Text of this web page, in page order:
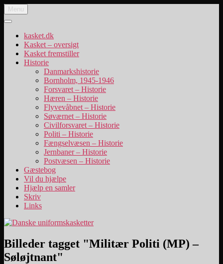
Videre
til
indhold
Danske uniformskasketter
uniformskasketter og lidt historie
Menu
kasket.dk
Kasket – oversigt
Kasket fremstiller
Historie
Danmarkshistorie
Bornholm, 1945-1946
Forsvaret – Historie
Hæren – Historie
Flyvevåbnet – Historie
Søværnet – Historie
Civilforsvaret – Historie
Politi – Historie
Fængselvæsen – Historie
Jernbaner – Historie
Postvæsen – Historie
Gæstebog
Vil du hjælpe
Hjælp en samler
Skriv
Links
Billeder tagget "Militær Politi (MP) –
Søløjtnant"